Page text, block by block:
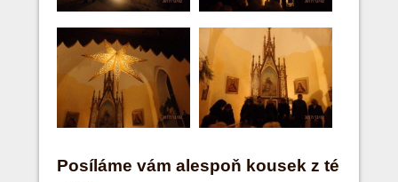
Posíláme vám alespoň kousek z té